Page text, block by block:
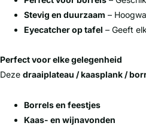
Stevig en duurzaam –
Eyecatcher op tafel – Geeft
Perfect voor elke gelegenheid
Deze draaiplateau / kaasplank /
Borrels en feestjes
Kaas- en wijnavonden